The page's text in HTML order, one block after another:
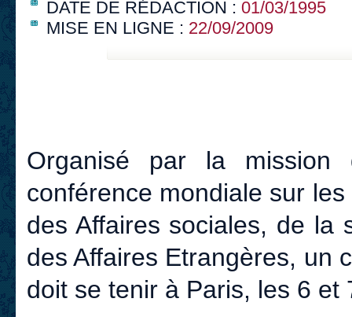
DATE DE RÉDACTION : 01/03/1995
MISE EN LIGNE : 22/09/2009
Organisé par la
conférence mondiale sur
des Affaires sociales, de
des Affaires Etrangères, un
doit se tenir à Paris, les 6 et